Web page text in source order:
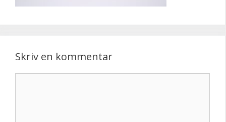
Skriv en kommentar